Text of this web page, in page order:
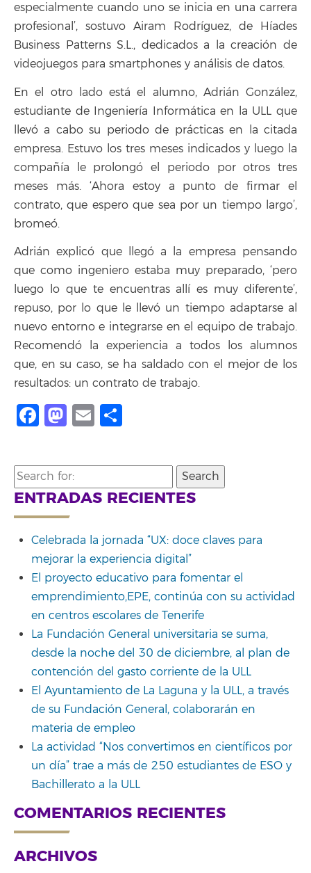
especialmente cuando uno se inicia en una carrera
profesional’, sostuvo Airam Rodríguez, de Híades
Business Patterns S.L., dedicados a la creación de
videojuegos para smartphones y análisis de datos.
En el otro lado está el alumno, Adrián González,
estudiante de Ingeniería Informática en la ULL que
llevó a cabo su periodo de prácticas en la citada
empresa. Estuvo los tres meses indicados y luego la
compañía le prolongó el periodo por otros tres
meses más. ‘Ahora estoy a punto de firmar el
contrato, que espero que sea por un tiempo largo’,
bromeó.
Adrián explicó que llegó a la empresa pensando
que como ingeniero estaba muy preparado, ‘pero
luego lo que te encuentras allí es muy diferente’,
repuso, por lo que le llevó un tiempo adaptarse al
nuevo entorno e integrarse en el equipo de trabajo.
Recomendó la experiencia a todos los alumnos
que, en su caso, se ha saldado con el mejor de los
resultados: un contrato de trabajo.
Facebook
Mastodon
Email
Search
for:
ENTRADAS RECIENTES
Celebrada la jornada “UX: doce claves para
mejorar la experiencia digital”
El proyecto educativo para fomentar el
emprendimiento,EPE, continúa con su actividad
en centros escolares de Tenerife
La Fundación General universitaria se suma,
desde la noche del 30 de diciembre, al plan de
contención del gasto corriente de la ULL
El Ayuntamiento de La Laguna y la ULL, a través
de su Fundación General, colaborarán en
materia de empleo
La actividad “Nos convertimos en científicos por
un día” trae a más de 250 estudiantes de ESO y
Bachillerato a la ULL
COMENTARIOS RECIENTES
ARCHIVOS